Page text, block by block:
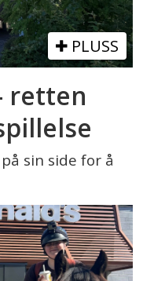
PLUSS
retten
sin side for å